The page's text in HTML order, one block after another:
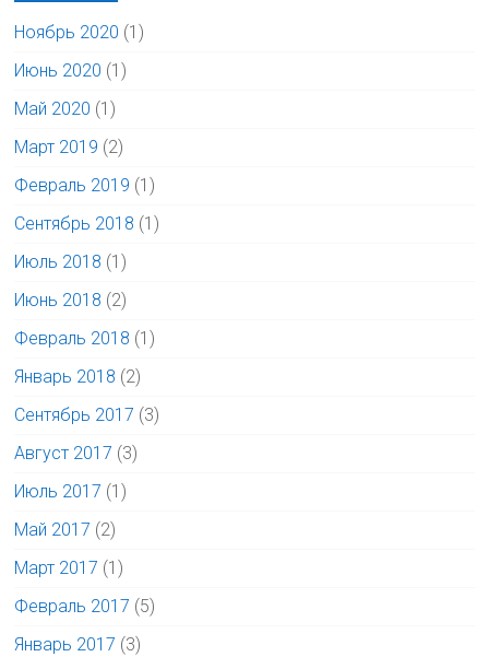
Ноябрь 2020 (1)
Июнь 2020 (1)
Май 2020 (1)
Март 2019 (2)
Февраль 2019 (1)
Сентябрь 2018 (1)
Июль 2018 (1)
Июнь 2018 (2)
Февраль 2018 (1)
Январь 2018 (2)
Сентябрь 2017 (3)
Август 2017 (3)
Июль 2017 (1)
Май 2017 (2)
Март 2017 (1)
Февраль 2017 (5)
Январь 2017 (3)